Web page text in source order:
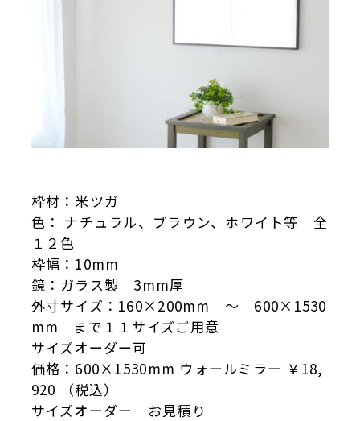
枠材：米ツガ
色： ナチュラル、ブラウン、ホワイト等 全
１２色
枠幅：10mm
鏡：ガラス製 3mm厚
外寸サイズ：160×200mm ～ 600×1530
mm まで１１サイズご用意
サイズオーダー可
価格：600×1530mm ウォールミラー ￥18,
920 （税込）
サイズオーダー お見積り